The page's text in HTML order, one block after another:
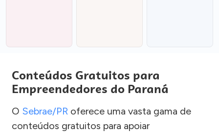
Conteúdos Gratuitos para
Empreendedores do Paraná
O Sebrae/PR oferece uma vasta gama de
conteúdos gratuitos para apoiar